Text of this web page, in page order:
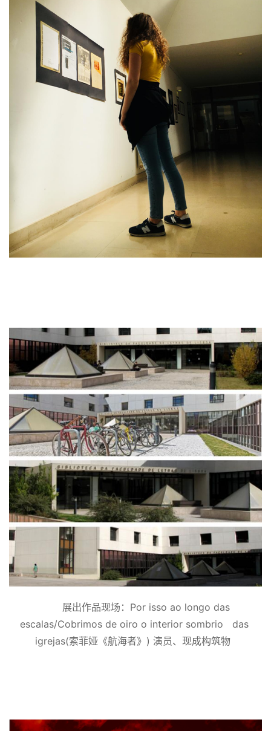
展出作品现场：Por isso ao longo das
escalas/Cobrimos de oiro o interior sombrio   das
igrejas(索菲娅《航海者》) 演员、现成构筑物